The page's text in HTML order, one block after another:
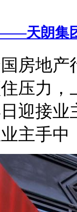
天朗集
房地
压力
迎接业
主手